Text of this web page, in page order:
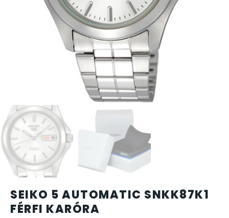
SEIKO 5 AUTOMATIC SNKK87K1
FÉRFI KARÓRA
CANGO&RINALDI KARÓRÁK
DIVAT KARÓRÁK (Curren, Oulm,Naviforce, D-
DOXA
ESPRIT
FALIÓRÁK